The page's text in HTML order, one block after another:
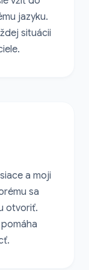
jazyku.
situácii
a moji
sa
otvoriť.